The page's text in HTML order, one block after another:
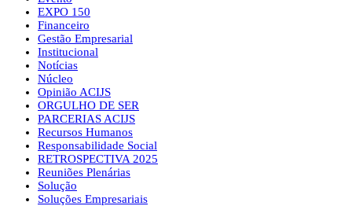
EXPO 150
Financeiro
Gestão Empresarial
Institucional
Notícias
Núcleo
Opinião ACIJS
ORGULHO DE SER
PARCERIAS ACIJS
Recursos Humanos
Responsabilidade Social
RETROSPECTIVA 2025
Reuniões Plenárias
Solução
Soluções Empresariais